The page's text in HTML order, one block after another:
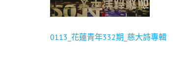
0113_花蓮青年332期_慈大詩專輯